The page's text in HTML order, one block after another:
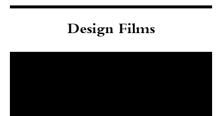
Design Films